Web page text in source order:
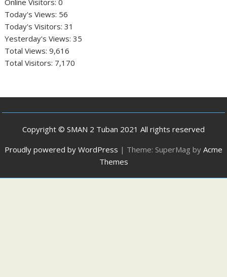
Today's Views: 56
Today's Visitors:31
Yesterday's Views:35
Total Views:9,616
Total Visitors: 7,170
Copyright © SMAN 2 Tuban 2021 All rights reserved
Proudly powered by WordPress | Theme: SuperMag by Acme
Themes